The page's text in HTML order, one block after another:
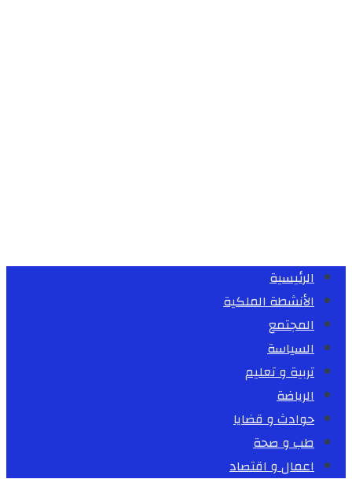
الرئيسية
الأنشطة الملكية
المجتمع
السياسة
تربية و تعليم
الرياضة
حوادث و قضايا
طب و صحة
اعمال و اقتصاد